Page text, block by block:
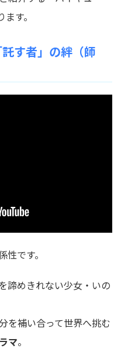
す。
す者」の絆（師
です。
諦めきれない少女・いの
を補い合って世界へ挑む
マ。